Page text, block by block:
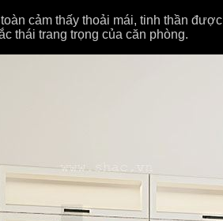
cảm thấy thoải mái, tinh thần
thái trang trọng của căn phòng.